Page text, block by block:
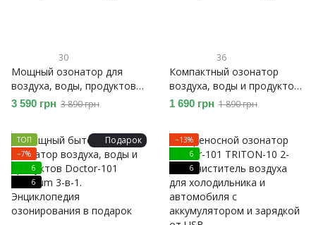
30
Мощный озонатор для
воздуха, воды, продуктов
Doctor-101 Catalina PLUS 2-
таймером. Энциклопедия
озонирования в подарок
3 590 грн 3 890 грн
36
Компактный озонатор
воздуха, воды и продуктов
Doctor-101 Long Life 3-в-1.
7 лет работы без потери
мощности! Энциклопедия
озонирования в подарок
1 690 грн 1 890 грн
Подарок
ТОП
−7%
6
6
−13%
6
6